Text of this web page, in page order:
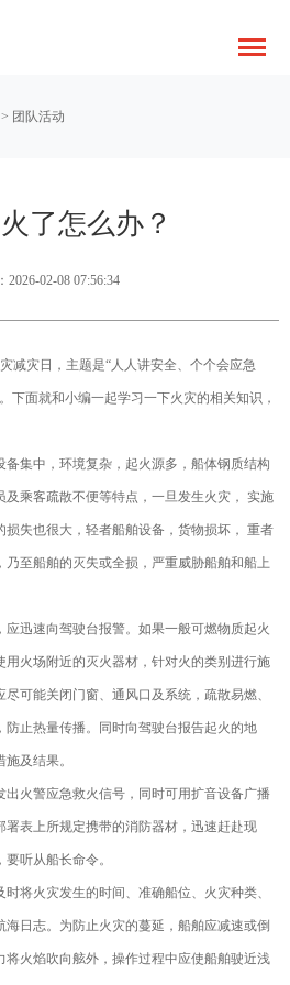
> 团队活动
了怎么办？
2026-02-08 07:56:34
灾日，主题是“人人讲安全、个个会应急
面就和小编一起学习一下火灾的相关知识，
集中，环境复杂，起火源多，船体钢质结构
乘客疏散不便等特点，一旦发生火灾， 实施
失也很大，轻者船舶设备，货物损坏， 重者
至船舶的灭失或全损，严重威胁船舶和船上
迅速向驾驶台报警。如果一般可燃物质起火
火场附近的灭火器材，针对火的类别进行施
可能关闭门窗、通风口及系统，疏散易燃、
止热量传播。同时向驾驶台报告起火的地
及结果。
火警应急救火信号，同时可用扩音设备广播
署表上所规定携带的消防器材，迅速赶赴现
听从船长命令。
火灾发生的时间、准确船位、火灾种类、
日志。为防止火灾的蔓延，船舶应减速或倒
火焰吹向舷外，操作过程中应使船舶驶近浅